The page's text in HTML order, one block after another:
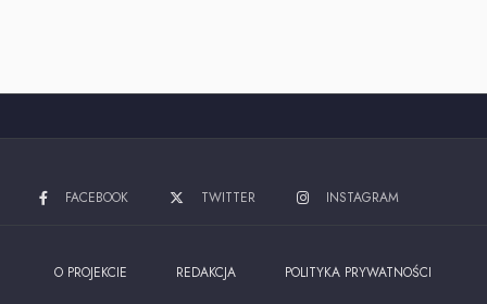
FACEBOOK TWITTER INSTAGRAM
O PROJEKCIE REDAKCJA POLITYKA PRYWATNOŚCI